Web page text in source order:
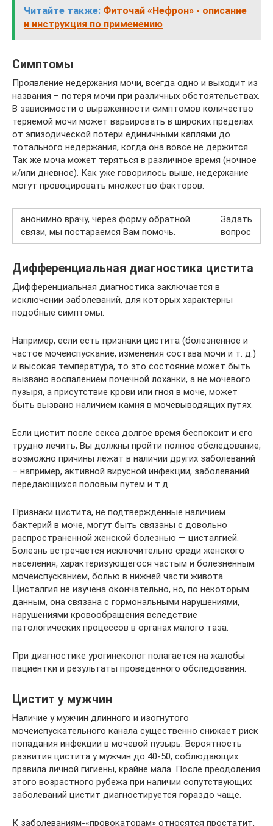
Читайте также: Фиточай «Нефрон» - описание
и инструкция по применению
Симптомы
Проявление недержания мочи, всегда одно и выходит из
названия – потеря мочи при различных обстоятельствах.
В зависимости о выраженности симптомов количество
теряемой мочи может варьировать в широких пределах
от эпизодической потери единичными каплями до
тотального недержания, когда она вовсе не держится.
Так же моча может теряться в различное время (ночное
и/или дневное). Как уже говорилось выше, недержание
могут провоцировать множество факторов.
анонимно врачу, через форму обратной
связи, мы постараемся Вам помочь.
Задать
вопрос
Дифференциальная диагностика цистита
Дифференциальная диагностика заключается в
исключении заболеваний, для которых характерны
подобные симптомы.
Например, если есть признаки цистита (болезненное и
частое мочеиспускание, изменения состава мочи и т. д.)
и высокая температура, то это состояние может быть
вызвано воспалением почечной лоханки, а не мочевого
пузыря, а присутствие крови или гноя в моче, может
быть вызвано наличием камня в мочевыводящих путях.
Если цистит после секса долгое время беспокоит и его
трудно лечить, Вы должны пройти полное обследование,
возможно причины лежат в наличии других заболеваний
– например, активной вирусной инфекции, заболеваний
передающихся половым путем и т.д.
Признаки цистита, не подтвержденные наличием
бактерий в моче, могут быть связаны с довольно
распространенной женской болезнью — цисталгией.
Болезнь встречается исключительно среди женского
населения, характеризующегося частым и болезненным
мочеиспусканием, болью в нижней части живота.
Цисталгия не изучена окончательно, но, по некоторым
данным, она связана с гормональными нарушениями,
нарушениями кровообращения вследствие
патологических процессов в органах малого таза.
При диагностике урогинеколог полагается на жалобы
пациентки и результаты проведенного обследования.
Цистит у мужчин
Наличие у мужчин длинного и изогнутого
мочеиспускательного канала существенно снижает риск
попадания инфекции в мочевой пузырь. Вероятность
развития цистита у мужчин до 40-50, соблюдающих
правила личной гигиены, крайне мала. После преодоления
этого возрастного рубежа при наличии сопутствующих
заболеваний цистит диагностируется гораздо чаще.
К заболеваниям-«провокаторам» относятся простатит,